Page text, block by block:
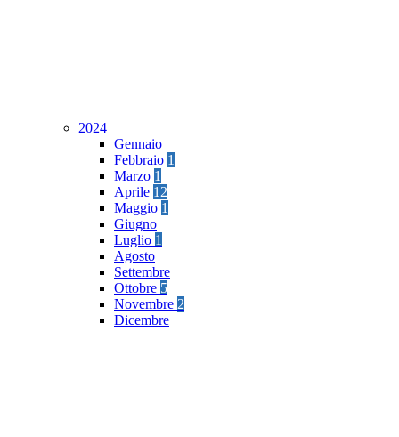
2024
Gennaio
Febbraio 1
Marzo 1
Aprile 12
Maggio 1
Giugno
Luglio 1
Agosto
Settembre
Ottobre 5
Novembre 2
Dicembre